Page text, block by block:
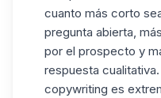
cuanto más corto
pregunta abierta,
por el prospecto y
respuesta
copywriting es